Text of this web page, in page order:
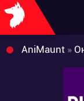
AniMaunt »